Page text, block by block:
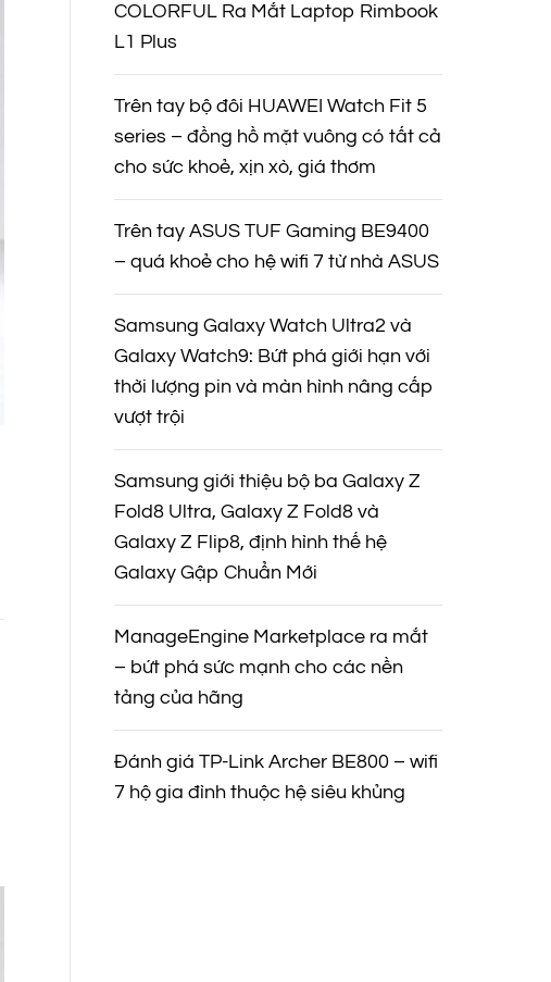
COLORFUL Ra Mắt Laptop Rimbook
L1 Plus
Trên tay bộ đôi HUAWEI Watch Fit 5
series – đồng hồ mặt vuông có tất cả
cho sức khoẻ, xịn xò, giá thơm
Trên tay ASUS TUF Gaming BE9400
– quá khoẻ cho hệ wifi 7 từ nhà ASUS
Samsung Galaxy Watch Ultra2 và
Galaxy Watch9: Bứt phá giới hạn với
thời lượng pin và màn hình nâng cấp
vượt trội
Samsung giới thiệu bộ ba Galaxy Z
Fold8 Ultra, Galaxy Z Fold8 và
Galaxy Z Flip8, định hình thế hệ
Galaxy Gập Chuẩn Mới
ManageEngine Marketplace ra mắt
– bứt phá sức mạnh cho các nền
tảng của hãng
Đánh giá TP-Link Archer BE800 – wifi
7 hộ gia đình thuộc hệ siêu khủng